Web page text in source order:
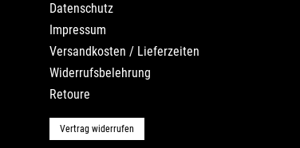
Datenschutz
Impressum
Versandkosten / Lieferzeiten
Widerrufsbelehrung
Retoure
Vertrag widerrufen